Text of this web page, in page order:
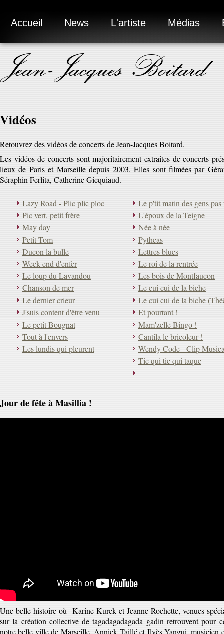
Accueil News L'artiste Médias
Jean-Jacques Boitard
Vidéos
Retouvrez des vidéos de concerts de Jean-Jacques Boitard.
Les vidéos de concerts sont majoritairement extraites de concerts
lieux de Paris et Marseille depuis 2003. Elles sont filmées par
Séraphin Ferlita, Catherine Gicquiaud.
Lazy Road - Plic plic ploc
Pic vert, petit frère
May day
Petit Tom
Ducon la bulle
Week-end d'enfer
Le loup du Lavandou
Chanson de mer
Le dernier crieur
J'suis content d'être venu
Le petit Bougnat
Tout à l'envers
Les lundis qui pleurent
Le p'tit matin des gens pas
L'époux de la Teigne
Née à née
Pytheas
Lettres blues
Le roi de la rentrée
Les bois de Montfaucon
Le cui cui de la biche
Le cui cui de la biche
Et pourtant !
Mam'zelle Bingo !
Cantila le bricoleur !
Wendy Code - Clip
Tic qui tic qui taque
Jour de fête à Masillia !
Une belle histoire où Karine Kurek et Jeanne Rochette, venues
sur la création collective de tagadagadagada gadin retrouvent pour
notre belle ville de Marseille, Annick Taillé et Ilyès Yangui, musicien